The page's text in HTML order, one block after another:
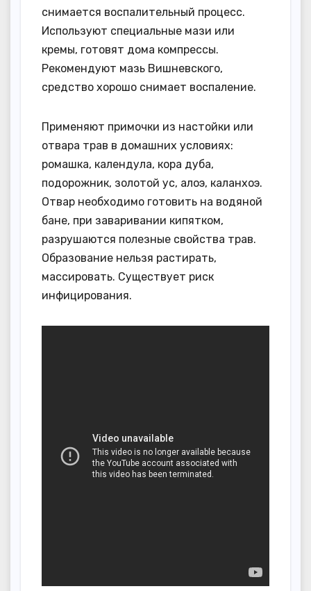
снимается воспалительный процесс.
Используют специальные мази или
кремы, готовят дома компрессы.
Рекомендуют мазь Вишневского,
средство хорошо снимает воспаление.
Применяют примочки из настойки или
отвара трав в домашних условиях:
ромашка, календула, кора дуба,
подорожник, золотой ус, алоэ, каланхоэ.
Отвар необходимо готовить на водяной
бане, при заваривании кипятком,
разрушаются полезные свойства трав.
Образование нельзя растирать,
массировать. Существует риск
инфицирования.